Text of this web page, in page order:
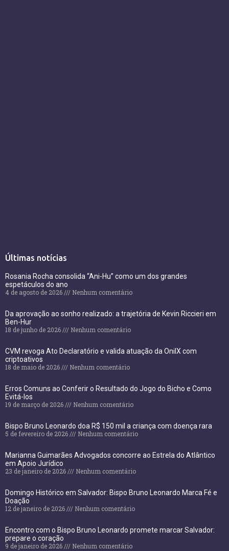
Últimas notícias
Rosania Rocha consolida “Ani-Hu” como um dos grandes
espetáculos do ano
4 de agosto de 2026
Nenhum comentário
Da aprovação ao sonho realizado: a trajetória de Kevin Riccieri em
Ben-Hur
18 de junho de 2026
Nenhum comentário
CVM revoga Ato Declaratório e valida atuação da OnilX com
criptoativos
18 de maio de 2026
Nenhum comentário
Erros Comuns ao Conferir o Resultado do Jogo do Bicho e Como
Evitá-los
19 de março de 2026
Nenhum comentário
Bispo Bruno Leonardo doa R$ 150 mil a criança com doença rara
5 de fevereiro de 2026
Nenhum comentário
Marianna Guimarães Advogados concorre ao Estrela do Atlântico
em Apoio Jurídico
23 de janeiro de 2026
Nenhum comentário
Domingo Histórico em Salvador: Bispo Bruno Leonardo Marca Fé e
Doação
12 de janeiro de 2026
Nenhum comentário
Encontro com o Bispo Bruno Leonardo promete marcar Salvador:
prepare o coração
9 de janeiro de 2026
Nenhum comentário